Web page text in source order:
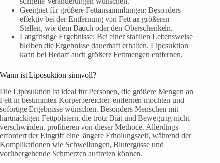
Geeignet für größere Fettansammlungen: Besonders
effektiv bei der Entfernung von Fett an größeren
Stellen, wie dem Bauch oder den Oberschenkeln.
Langfristige Ergebnisse: Bei einer stabilen Lebensweise
bleiben die Ergebnisse dauerhaft erhalten. Liposuktion
kann bei Bedarf auch größere Fettmengen entfernen.
Wann ist Liposuktion sinnvoll?
Die Liposuktion ist ideal für Personen, die größere Mengen an
Fett in bestimmten Körperbereichen entfernen möchten und
sofortige Ergebnisse wünschen. Besonders Menschen mit
hartnäckigen Fettpolstern, die trotz Diät und Bewegung nicht
verschwinden, profitieren von dieser Methode. Allerdings
erfordert der Eingriff eine längere Erholungszeit, während der
Komplikationen wie Schwellungen, Blutergüsse und
vorübergehende Schmerzen auftreten können.